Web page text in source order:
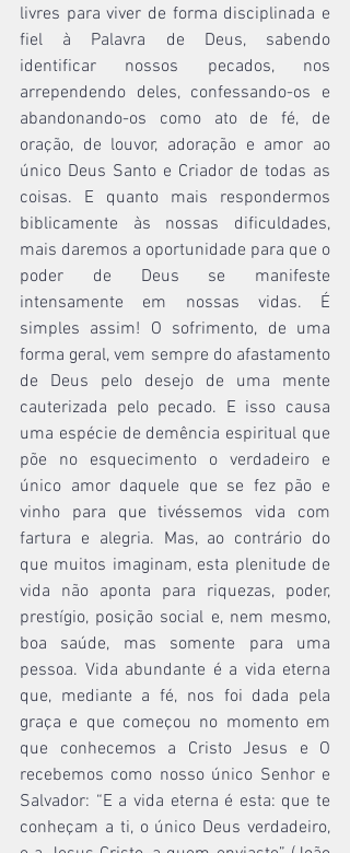
livres para viver de forma disciplinada e
fiel à Palavra de Deus, sabendo
identificar nossos pecados, nos
arrependendo deles, confessando-os e
abandonando-os como ato de fé, de
oração, de louvor, adoração e amor ao
único Deus Santo e Criador de todas as
coisas. E quanto mais respondermos
biblicamente às nossas dificuldades,
mais daremos a oportunidade para que o
poder de Deus se manifeste
intensamente em nossas vidas. É
simples assim! O sofrimento, de uma
forma geral, vem sempre do afastamento
de Deus pelo desejo de uma mente
cauterizada pelo pecado. E isso causa
uma espécie de demência espiritual que
põe no esquecimento o verdadeiro e
único amor daquele que se fez pão e
vinho para que tivéssemos vida com
fartura e alegria. Mas, ao contrário do
que muitos imaginam, esta plenitude de
vida não aponta para riquezas, poder,
prestígio, posição social e, nem mesmo,
boa saúde, mas somente para uma
pessoa. Vida abundante é a vida eterna
que, mediante a fé, nos foi dada pela
graça e que começou no momento em
que conhecemos a Cristo Jesus e O
recebemos como nosso único Senhor e
Salvador: “E a vida eterna é esta: que te
conheçam a ti, o único Deus verdadeiro,